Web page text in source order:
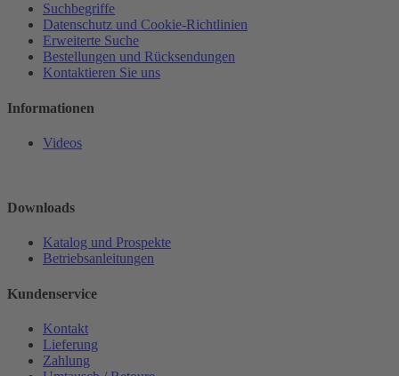
Suchbegriffe
Datenschutz und Cookie-Richtlinien
Erweiterte Suche
Bestellungen und Rücksendungen
Kontaktieren Sie uns
Informationen
Videos
Downloads
Katalog und Prospekte
Betriebsanleitungen
Kundenservice
Kontakt
Lieferung
Zahlung